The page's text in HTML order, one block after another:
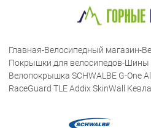
Главная-Велосипедный магазин-
Покрышки для велосипедов-Шины
Велопокрышка SCHWALBE G-One
RaceGuard TLE Addix SkinWall